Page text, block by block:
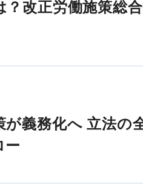
改正労働施策総
義務化へ 立法の
ー